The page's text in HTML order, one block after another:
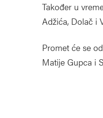
Također u
Adžića, Dolač i
Promet će se
Matije Gupca i